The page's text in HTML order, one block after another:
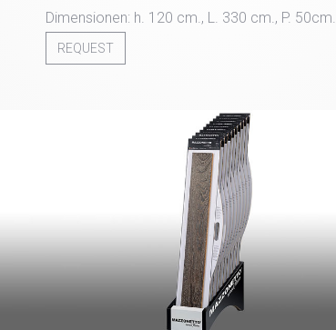
Dimensionen: h. 120 cm., L. 330 cm., P. 50cm.
REQUEST